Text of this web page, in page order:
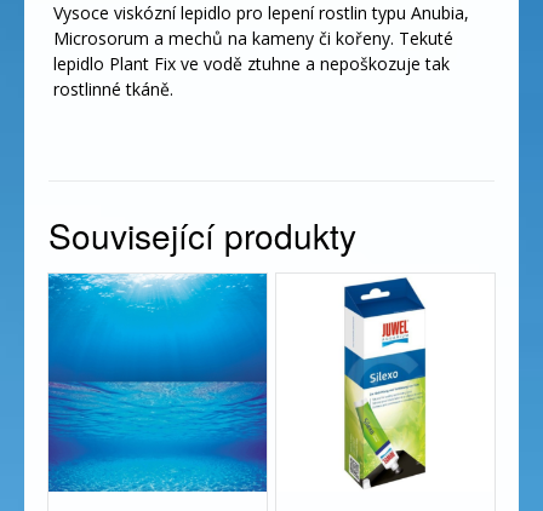
Vysoce viskózní lepidlo pro lepení rostlin typu Anubia,
Microsorum a mechů na kameny či kořeny. Tekuté
lepidlo Plant Fix ve vodě ztuhne a nepoškozuje tak
rostlinné tkáně.
Související produkty